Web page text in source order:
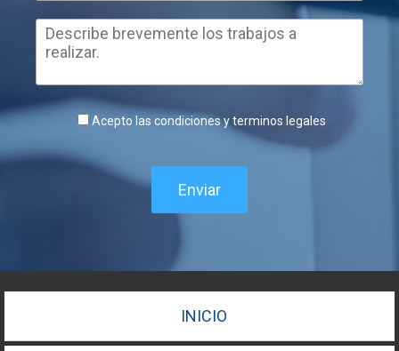
Acepto las condiciones y terminos legales
Enviar
INICIO